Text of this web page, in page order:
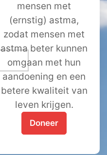
mensen met
(ernstig) astma,
zodat mensen met
astma beter kunnen
omgaan met hun
aandoening en een
betere kwaliteit van
leven krijgen.
Doneer